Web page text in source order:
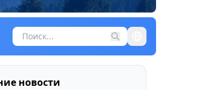
новости